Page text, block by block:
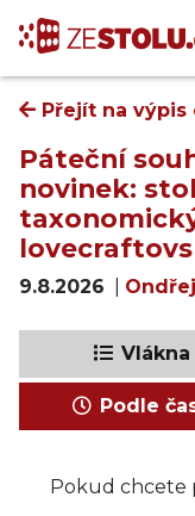
Přejít na výpis
Páteční
novinek:
9.8.2026
Vlákna
Podle
Pokud chcete